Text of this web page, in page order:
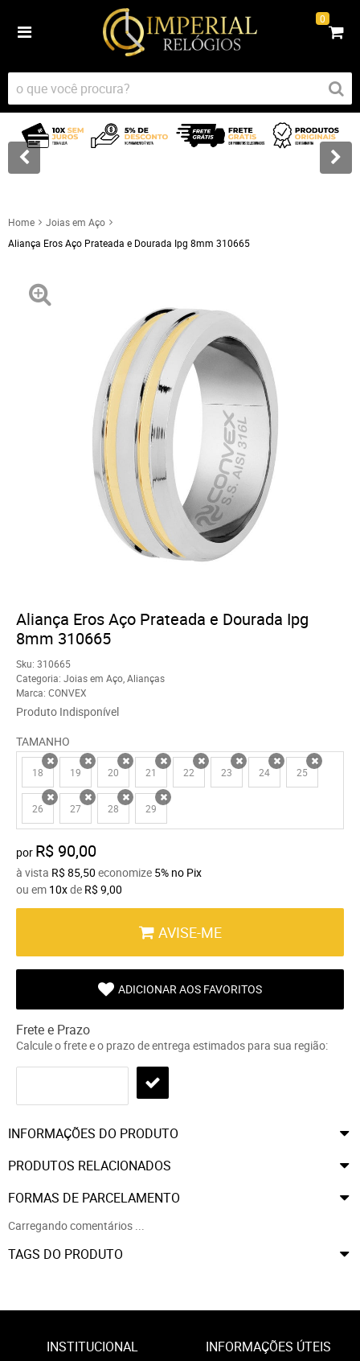
0
Home
Joias em Aço
Aliança Eros Aço Prateada e Dourada Ipg 8mm 310665
Aliança Eros Aço Prateada e Dourada Ipg
8mm 310665
Sku: 310665
Categoria: Joias em Aço Alianças
Marca: CONVEX
Produto Indisponível
TAMANHO
18x 19x 20x 21 22x 23x 24x 25x
26x 27x 28x 29x
por R$ 90,00
à vista R$ 85,50 economize 5% no Pix
ou em 10xde R$ 9,00
AVISE-ME
ADICIONAR AOS FAVORITOS
Frete e Prazo
Calcule o frete e o prazo de entrega estimados para sua região:
INFORMAÇÕES DO PRODUTO
PRODUTOS RELACIONADOS
FORMAS DE PARCELAMENTO
Carregando comentários ...
TAGS DO PRODUTO
INSTITUCIONAL INFORMAÇÕES ÚTEIS